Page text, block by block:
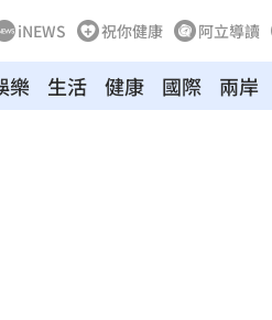
iNEWS 祝你健康 阿立導讀
樂 生活 健康 國際 兩岸